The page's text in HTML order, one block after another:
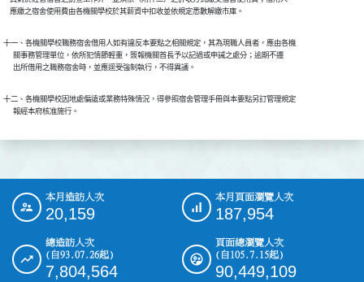
    應繳之宿舍使用費由各機關學校於其薪資中扣收並依規定悉數解繳市庫。
十一、各機關學校職務宿舍借用人如有違反本要點之相關規定，其為現職人員者，應由各機
      關事務管理單位，依所犯情節輕重，簽報機關首長予以記過或申誡之處分；逾期不遷
      出所借用之職務宿舍時，並應逕受強制執行，不得異議。
十二、各機關學校因地處偏遠或業務特殊情況，得參照宿舍管理手冊與本要點另訂管理規定
      報經本府核准施行。
::: 本月造訪人次
20,159
本月頁面瀏覽人次
187,954
總造訪人次
(自93.07.26起)
7,804,564
頁面總瀏覽人次
(自105.7.15起)
90,449,109